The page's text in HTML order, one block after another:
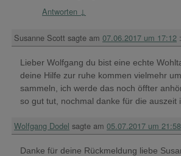
Antworten ↓
Susanne Scott sagte am 07.06.2017 um 17:12 :
Lieber Wolfgang du bist eine echte
deine Hilfe zur ruhe kommen vielmehr
sammeln, ich werde das noch öffter
so gut tut, nochmal danke für die auszeit
Wolfgang Dodel sagte am 05.07.2017 um 21:58
Danke für deine Rückmeldung liebe